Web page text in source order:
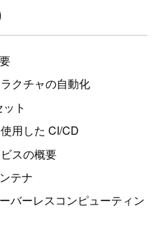
クチャの自動化
ト
用した CI/CD
スの概要
テナ
バーレスコンピューティン